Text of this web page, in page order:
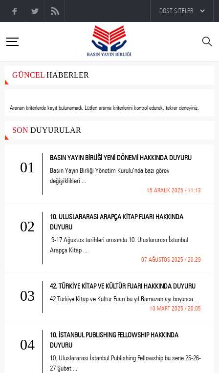
GÜNCEL HABERLER
Aranan kriterlerde kayıt bulunamadı. Lütfen arama kriterlerini kontrol ederek, tekrar deneyiniz.
SON DUYURULAR
01
BASIN YAYIN BİRLİĞİ YENİ DÖNEMİ HAKKINDA DUYURU
Basın Yayın Birliği Yönetim Kurulu’nda bazı görev
değişiklikleri ...
15 ARALIK 2025 / 11:13
02
10. ULUSLARARASI ARAPÇA KİTAP FUARI HAKKINDA
DUYURU
9-17 Ağustos tarihleri arasında 10. Uluslararası İstanbul
Arapça Kitap ...
07 AĞUSTOS 2025 / 20:29
03
42. TÜRKİYE KİTAP VE KÜLTÜR FUARI HAKKINDA DUYURU
42.Türkiye Kitap ve Kültür Fuarı bu yıl Ramazan ayı boyunca ...
10 MART 2025 / 20:05
04
10. İSTANBUL PUBLISHING FELLOWSHIP HAKKINDA
DUYURU
10. Uluslararası İstanbul Publishing Fellowship bu sene 25-26-
27 Şubat ...